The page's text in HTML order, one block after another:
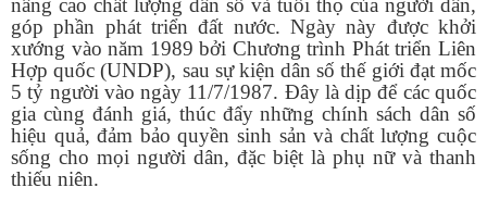
nâng cao chất lượng dân số và tuổi thọ của người dân,
góp phần phát triển đất nước. Ngày này được khởi
xướng vào năm 1989 bởi Chương trình Phát triển Liên
Hợp quốc (UNDP), sau sự kiện dân số thế giới đạt mốc
5 tỷ người vào ngày 11/7/1987. Đây là dịp để các quốc
gia cùng đánh giá, thúc đẩy những chính sách dân số
hiệu quả, đảm bảo quyền sinh sản và chất lượng cuộc
sống cho mọi người dân, đặc biệt là phụ nữ và thanh
thiếu niên.